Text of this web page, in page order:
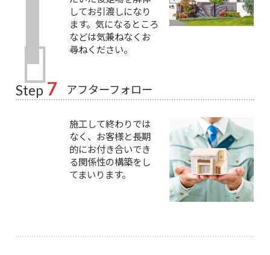
してお引渡しになり
ます。気になるところ
などは気兼ねなくお
尋ねください。
Step 7 アフターフォロー
施工して終わりでは
なく、お客様と長期
的にお付き合いでき
る関係性の構築をし
てまいります。